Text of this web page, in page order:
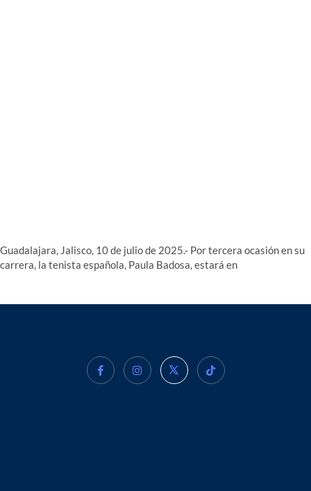
Guadalajara, Jalisco, 10 de julio de 2025.- Por tercera ocasión en su
carrera, la tenista española, Paula Badosa, estará en